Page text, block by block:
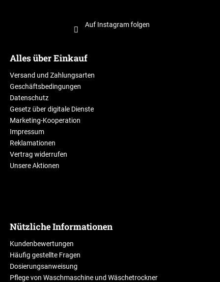
Auf Instagram folgen
Alles über Einkauf
Versand und Zahlungsarten
Geschäftsbedingungen
Datenschutz
Gesetz über digitale Dienste
Marketing-Kooperation
Impressum
Reklamationen
Vertrag widerrufen
Unsere Aktionen
Nützliche Informationen
Kundenbewertungen
Häufig gestellte Fragen
Dosierungsanweisung
Pflege von Waschmaschine und Wäschetrockner